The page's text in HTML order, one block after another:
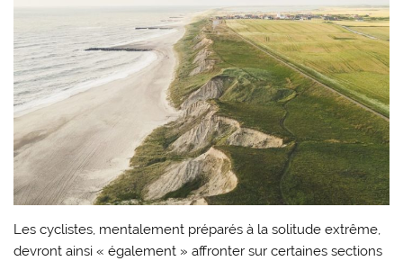
Les cyclistes, mentalement préparés à la solitude extrême,
devront ainsi « également » affronter sur certaines sections